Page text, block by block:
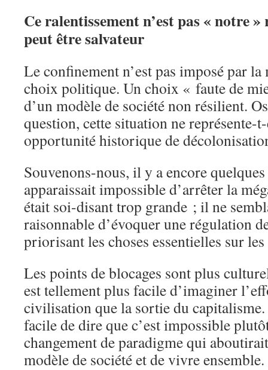
Ce ralentissement n’est pas « notre
peut être salvateur
Le confinement n’est pas imposé par
choix politique. Un choix « faute de
d’un modèle de société non résilient.
question, cette situation ne représente-
opportunité historique de
Souvenons-nous, il y a encore
apparaissait impossible d’arrêter la
était soi-disant trop grande ; il ne
raisonnable d’évoquer une régulation
priorisant les choses essentielles sur
Les points de blocages sont plus
est tellement plus facile d’imaginer
civilisation que la sortie du
facile de dire que c’est impossible
changement de paradigme qui
modèle de société et de vivre ensemble.